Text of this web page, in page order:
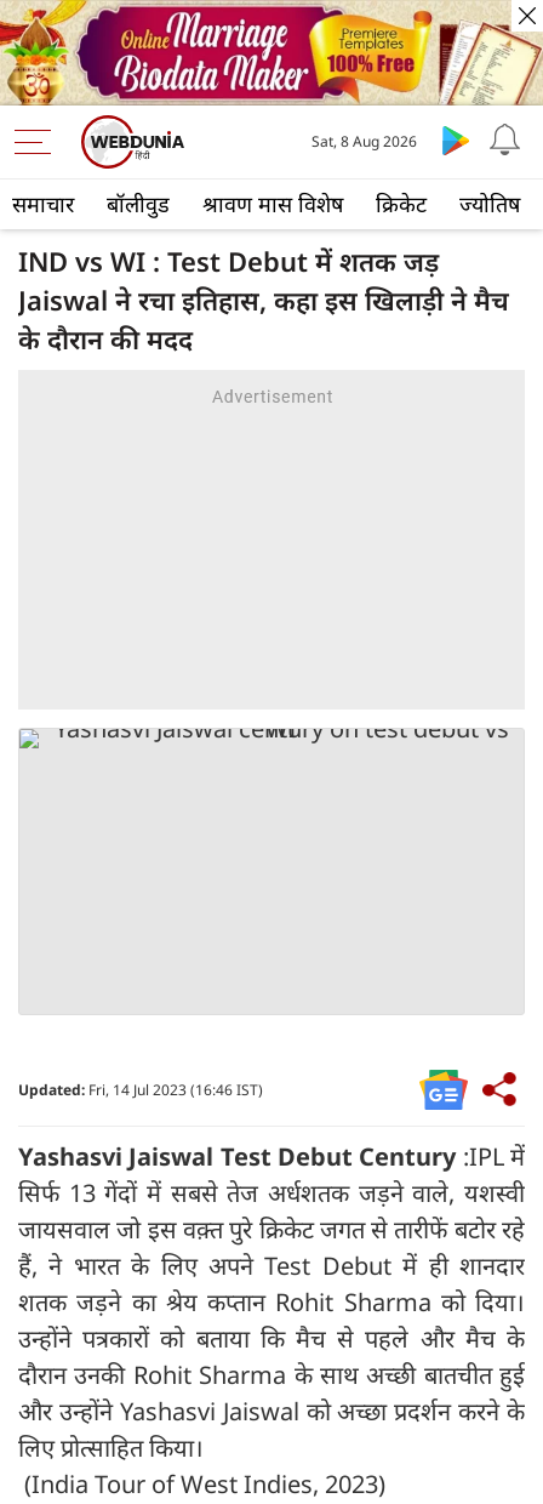
समाचार बॉलीवुड श्रावण मास विशेष क्रिकेट ज्योतिष
Sat, 8 Aug 2026
IND vs WI : Test Debut में शतक जड़
Jaiswal ने रचा इतिहास, कहा इस खिलाड़ी ने मैच
के दौरान की मदद
Updated: Fri, 14 Jul 2023 (16:46 IST)
Yashasvi Jaiswal Test Debut Century:IPL में
सिर्फ 13 गेंदों में सबसे तेज अर्धशतक जड़ने वाले, यशस्वी
जायसवाल जो इस वक़्त पुरे क्रिकेट जगत से तारीफें बटोर रहे
हैं, ने भारत के लिए अपने Test Debut में ही शानदार
शतक जड़ने का श्रेय कप्तान Rohit Sharma को दिया।
उन्होंने पत्रकारों को बताया कि मैच से पहले और मैच के
दौरान उनकी Rohit Sharma के साथ अच्छी बातचीत हुई
और उन्होंने Yashasvi Jaiswal को अच्छा प्रदर्शन करने के
लिए प्रोत्साहित किया।
(India Tour of West Indies, 2023)